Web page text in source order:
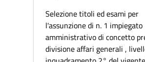
Selezione titoli ed esami per
l'assunzione di n. 1 impiegato
amministrativo di concetto
divisione affari generali ,